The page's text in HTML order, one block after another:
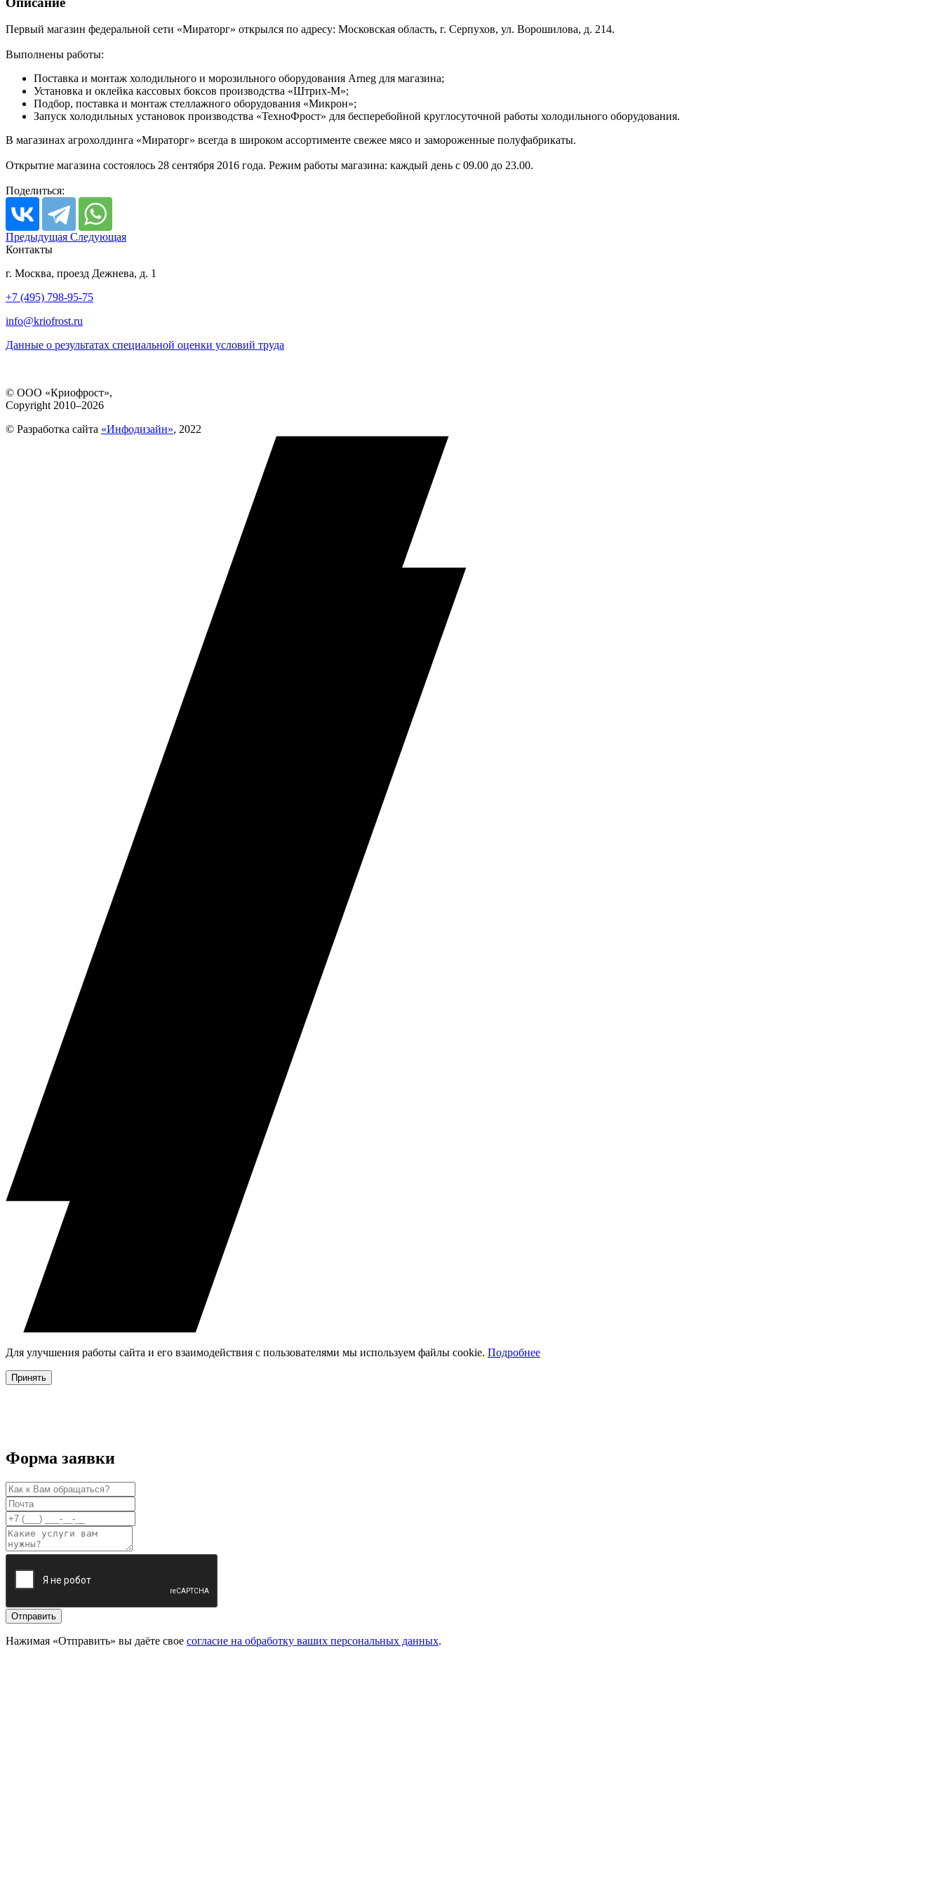
Первый магазин федеральной сети «Мираторг» открылся по адресу: Московская область, г. Серпухов, ул. Ворошилова, д. 214.
Выполнены работы:
Поставка и монтаж холодильного и морозильного оборудования Arneg для магазина;
Установка и оклейка кассовых боксов производства «Штрих-М»;
Подбор, поставка и монтаж стеллажного оборудования «Микрон»;
Запуск холодильных установок производства «ТехноФрост» для бесперебойной круглосуточной работы холодильного оборудования.
В магазинах агрохолдинга «Мираторг» всегда в широком ассортименте свежее мясо и замороженные полуфабрикаты.
Открытие магазина состоялось 28 сентября 2016 года. Режим работы магазина: каждый день с 09.00 до 23.00.
Поделиться:
Предыдущая Следующая
Контакты
г. Москва, проезд Дежнева, д. 1
+7 (495) 798-95-75
info@kriofrost.ru
Данные о результатах специальной оценки условий труда
© ООО «Криофрост»,
Copyright 2010–2026
© Разработка сайта «Инфодизайн», 2022
Для улучшения работы сайта и его взаимодействия с пользователями мы используем файлы cookie. Подробнее
Принять
Форма заявки
Отправить
Нажимая «Отправить» вы даёте свое согласие на обработку ваших персональных данных.